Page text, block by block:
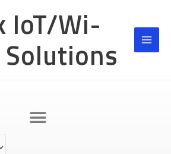
IoT/Wi-
Solutions